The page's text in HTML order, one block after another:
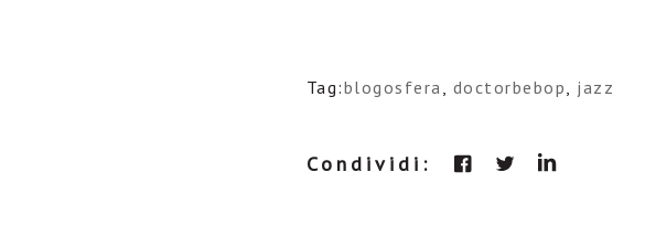
Tag:blogosfera, doctorbebop, jazz
Condividi: